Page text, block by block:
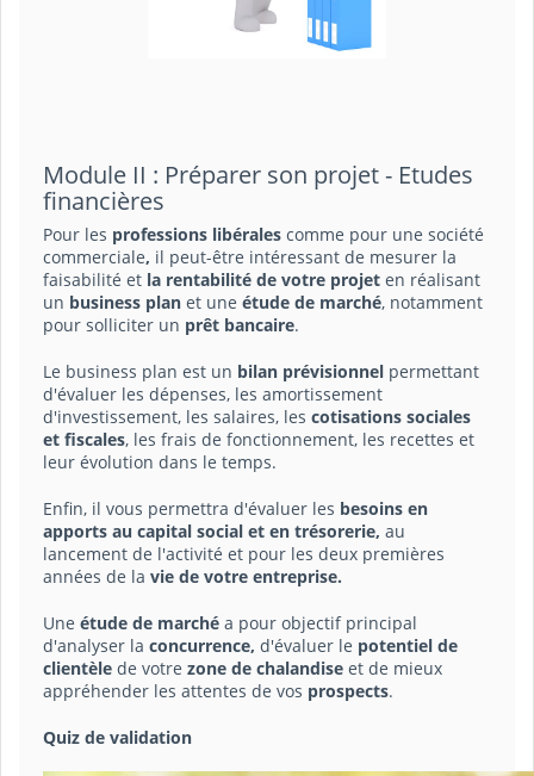
Module II : Préparer son projet - Etudes
financières
Pour les professions libérales comme pour une société
commerciale, il peut-être intéressant de mesurer la
faisabilité et la rentabilité de votre projet en réalisant
un business plan et une étude de marché, notamment
pour solliciter un prêt bancaire.
Le business plan est un bilan prévisionnel permettant
d'évaluer les dépenses, les amortissement
d'investissement, les salaires, les cotisations sociales
et fiscales, les frais de fonctionnement, les recettes et
leur évolution dans le temps.
Enfin, il vous permettra d'évaluer les besoins en
apports au capital social et en trésorerie, au
lancement de l'activité et pour les deux premières
années de la vie de votre entreprise.
Une étude de marché a pour objectif principal
d'analyser la concurrence, d'évaluer le potentiel de
clientèle de votre zone de chalandise et de mieux
appréhender les attentes de vos prospects.
Quiz de validation